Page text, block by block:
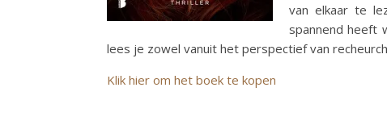
van elkaar te
spannend heeft
lees je zowel vanuit het perspectief van
Klik hier om het boek te kopen